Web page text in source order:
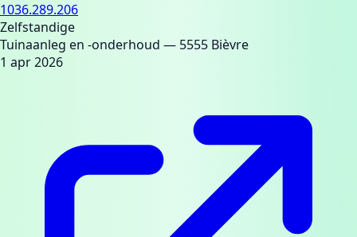
1036.289.206
Zelfstandige
Tuinaanleg en -onderhoud — 5555 Bièvre
1 apr 2026